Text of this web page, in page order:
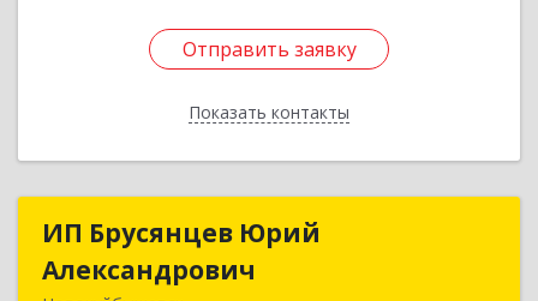
Отправить заявку
Показать контакты
Отправить заявку
Назад
ИП Брусянцев Юрий
Александрович
ИП Брусянцев Юрий